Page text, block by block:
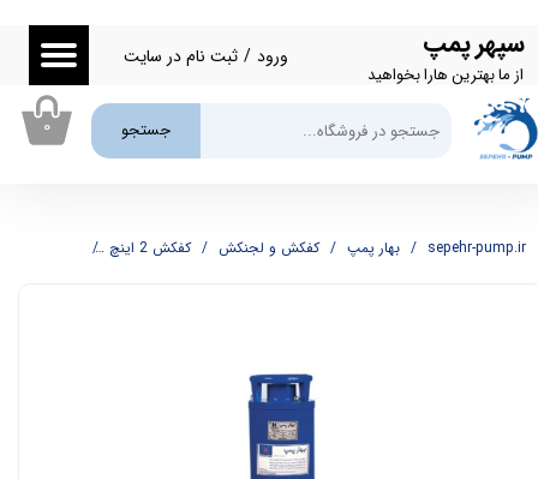
سپهر پمپ
از ما بهترین هارا بخواهید
جستجو
ورود / ثبت نام در سایت
حساب کاربری من
تغییر گذر واژه
سفارشات
۰
sepehr-pump.ir بهار پمپ کفکش و لجنکش کفکش 2 اینچ